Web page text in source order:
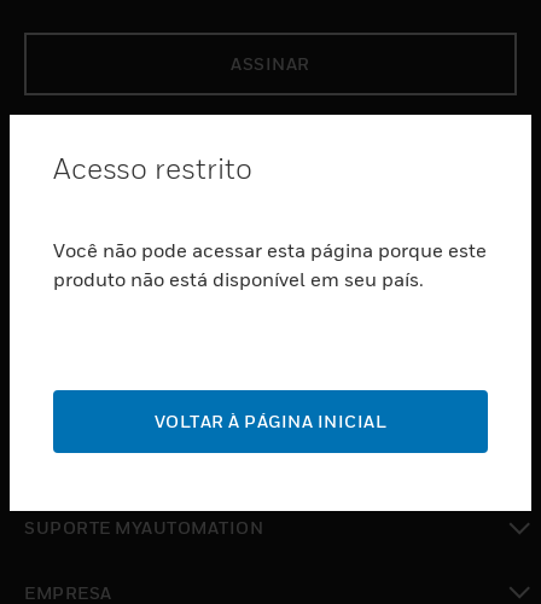
ASSINAR
toggle view
toggle view
SERVIÇOS
SUPORTE
toggle view
toggle view
SUPORTE MYAUTOMATION
EMPRESA
Acesso restrito
Você não pode acessar esta página porque este
produto não está disponível em seu país.
VOLTAR À PÁGINA INICIAL